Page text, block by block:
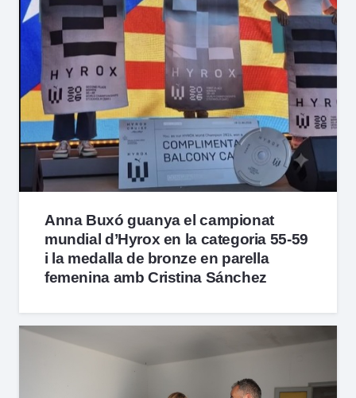
Anna Buxó guanya el campionat
mundial d’Hyrox en la categoria 55-59
i la medalla de bronze en parella
femenina amb Cristina Sánchez